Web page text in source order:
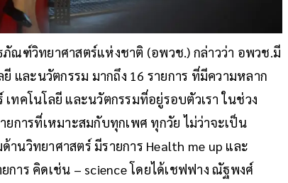
ณฑ์วิทยาศาสตร์แห่งชาติ (อพวช.) กล่าวว่า อพวช.มี
และนวัตกรรม มากถึง 16 รายการ ที่มีความหลาก
ทคโนโลยี และนวัตกรรมที่อยู่รอบตัวเรา ในช่วง
การที่เหมาะสมกับทุกเพศ ทุกวัย ไม่ว่าจะเป็น
นวิทยาศาสตร์ มีรายการ Health me up และ
าร คิดเช่น – science โดยได้เชฟฟาง ณัฐพงศ์